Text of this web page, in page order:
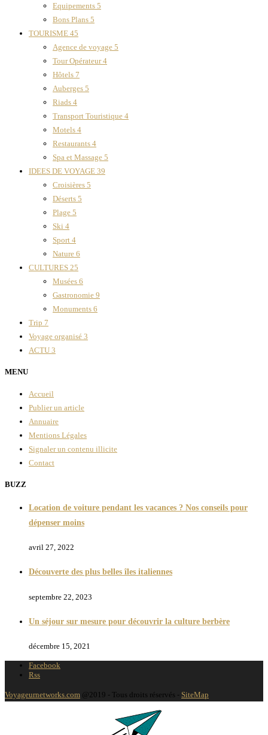
Equipements 5
Bons Plans 5
TOURISME 45
Agence de voyage 5
Tour Opérateur4
Hôtels 7
Auberges 5
Riads 4
Transport Touristique 4
Motels 4
Restaurants 4
Spa et Massage 5
IDEES DE VOYAGE 39
Croisières 5
Déserts 5
Plage 5
Ski 4
Sport 4
Nature 6
CULTURES 25
Musées 6
Gastronomie 9
Monuments 6
Trip 7
Voyage organisé 3
ACTU 3
MENU
Accueil
Publier un article
Annuaire
Mentions Légales
Signaler un contenu illicite
Contact
BUZZ
Location de voiture pendant les vacances ? Nos conseils pour
dépenser moins
avril 27, 2022
Découverte des plus belles îles italiennes
septembre 22, 2023
Un séjour sur mesure pour découvrir la culture berbère
décembre 15, 2021
Facebook
Rss
Voyageurnetworks.com @2019 - Tous droits réservés - SiteMap